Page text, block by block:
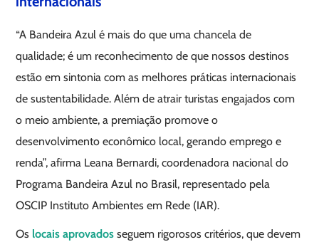
“A Bandeira Azul é mais do que uma chancela de
qualidade; é um reconhecimento de que nossos destinos
estão em sintonia com as melhores práticas internacionais
de sustentabilidade. Além de atrair turistas engajados com
o meio ambiente, a premiação promove o
desenvolvimento econômico local, gerando emprego e
renda”, afirma Leana Bernardi, coordenadora nacional do
Programa Bandeira Azul no Brasil, representado pela
OSCIP Instituto Ambientes em Rede (IAR).
Os locais aprovados seguem rigorosos critérios, que devem